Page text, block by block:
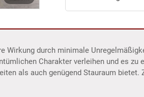
durch minimale
Charakter verleihen und es
als auch genügend Stauraum bietet.